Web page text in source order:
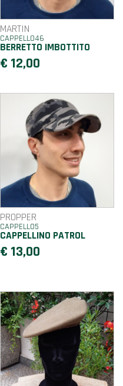
MARTIN
CAPPELLO46
BERRETTO IMBOTTITO
€ 12,00
PROPPER
CAPPELLO5
CAPPELLINO PATROL
€ 13,00